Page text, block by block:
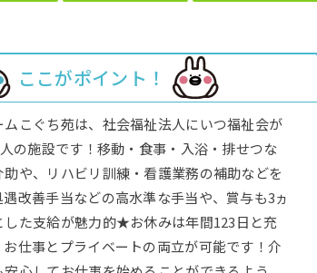
ここがポイント！
こぐち苑は、社会福祉法人にいつ福祉会が
の施設です！移動・食事・入浴・排せつな
助や、リハビリ訓練・看護業務の補助などを
改善手当などの高水準な手当や、賞与も3ヵ
した支給が魅力的★お休みは年間123日と充
仕事とプライベートの両立が可能です！介